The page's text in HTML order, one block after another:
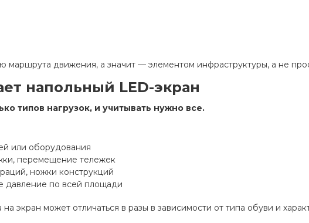
маршрута движения, а значит — элементом инфраструктуры, а не
типов нагрузок, и учитывать нужно все.
или оборудования
перемещение тележек
ножки конструкций
давление по всей площади
экран может отличаться в разы в зависимости от типа обуви и
напольный LED-экран